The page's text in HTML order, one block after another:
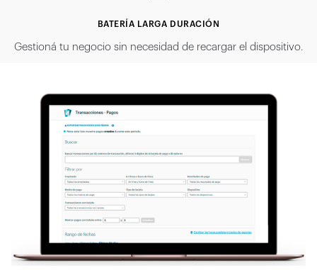
BATERÍA LARGA DURACIÓN
Gestioná tu negocio sin necesidad de recargar el dispositivo.